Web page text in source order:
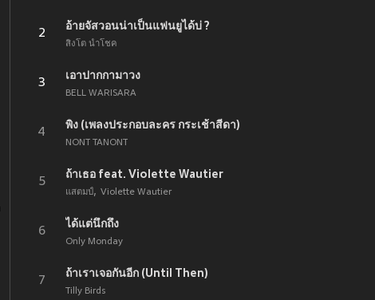
2
อ้ายจัสวอนน่าเป็นแฟนยูได้บ่ ?
สิงโต นำโชค
3
เอาปากกามาวง
BELL WARISARA
4
พิง (เพลงประกอบละคร กระเช้าสีดา)
NONT TANONT
5
ถ้าเธอ feat. Violette Wautier
แสตมป์ Violette Wautier
6
ได้แต่นึกถึง
Only Monday
7
ถ้าเราเจอกันอีก (Until Then)
Tilly Birds